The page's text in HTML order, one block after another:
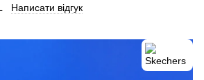
Написати відгук